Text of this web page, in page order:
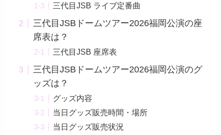
三代目JSB ライブ定番曲
三代目JSBドームツアー2026福岡公演の座
席表は？
三代目JSB 座席表
三代目JSBドームツアー2026福岡公演のグ
ッズは？
グッズ内容
当日グッズ販売時間・場所
当日グッズ販売状況